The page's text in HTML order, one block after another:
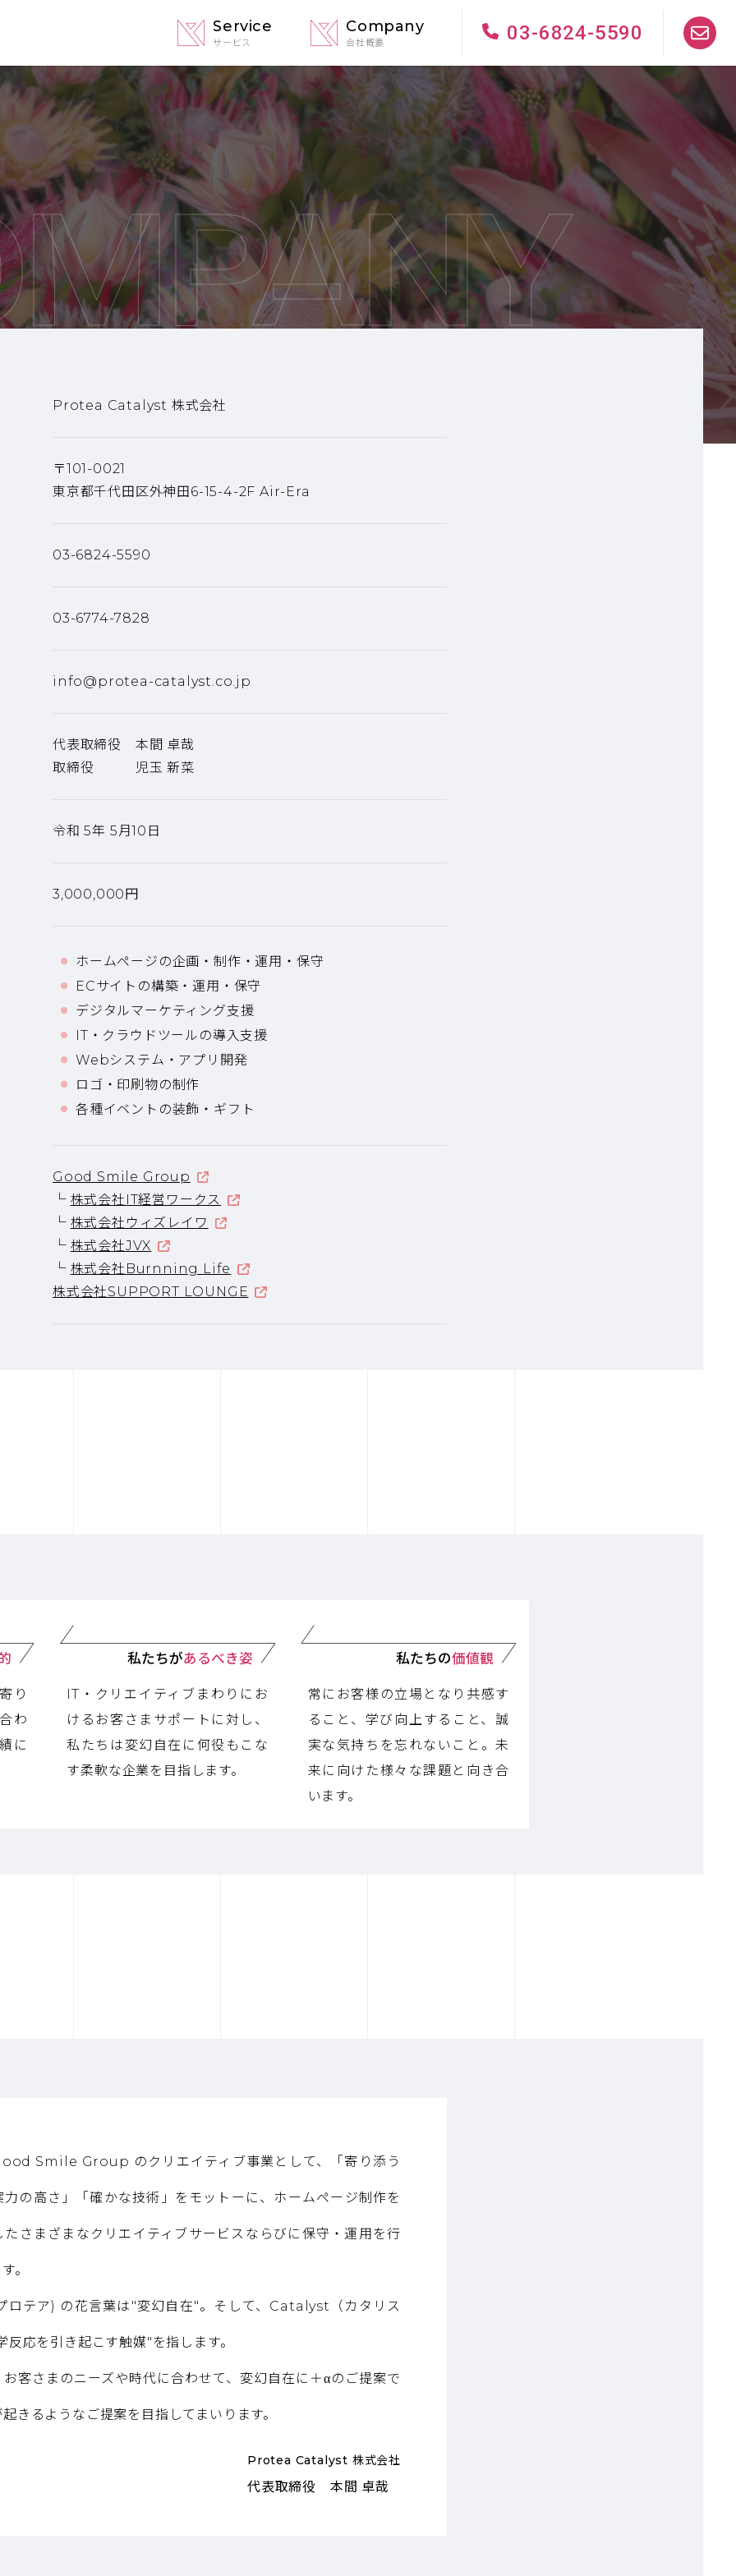
Service
サービス
Company
会社概要 03-6824-5590
Protea Catalyst 株式会社
〒101-0021
東京都千代田区外神田6-15-4-2F Air-Era
03-6824-5590
03-6774-7828
info@protea-catalyst.co.jp
代表取締役 本間 卓哉
取締役 児玉 新菜
令和 5年 5月10日
3,000,000円
ホームページの企画・制作・運用・保守
ECサイトの構築・運用・保守
デジタルマーケティング支援
IT・クラウドツールの導入支援
Webシステム・アプリ開発
ロゴ・印刷物の制作
各種イベントの装飾・ギフト
Good Smile Group
└ 株式会社IT経営ワークス
└ 株式会社ウィズレイワ
└ 株式会社JVX
└ 株式会社Burnning Life
株式会社SUPPORT LOUNGE
り
わ
に
私たちがあるべき姿
IT・クリエイティブまわりにお
けるお客さまサポートに対し、
私たちは変幻自在に何役もこな
す柔軟な企業を目指します。
私たちの価値観
常にお客様の立場となり共感す
ること、学び向上すること、誠
実な気持ちを忘れないこと。未
来に向けた様々な課題と向き合
います。
Smile Group のクリエイティブ事業として、「寄り添う
力の高さ」「確かな技術」をモットーに、ホームページ制作を
たさまざまなクリエイティブサービスならびに保守・運用を行
。
テア) の花言葉は"変幻自在"。そして、Catalyst（カタリス
反応を引き起こす触媒"を指します。
客さまのニーズや時代に合わせて、変幻自在に＋αのご提案で
きるようなご提案を目指してまいります。
Protea Catalyst 株式会社
代表取締役 本間 卓哉